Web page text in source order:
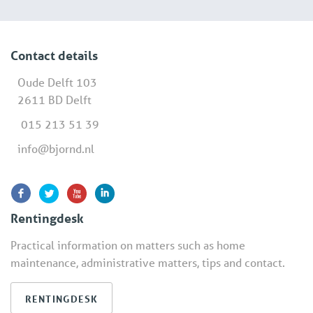
Contact details
Oude Delft 103
2611 BD Delft
015 213 51 39
info@bjornd.nl
Rentingdesk
Practical information on matters such as home
maintenance, administrative matters, tips and contact.
RENTINGDESK